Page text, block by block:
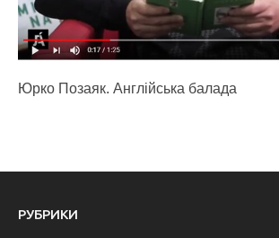
Юрко Позаяк. Англійська балада
РУБРИКИ